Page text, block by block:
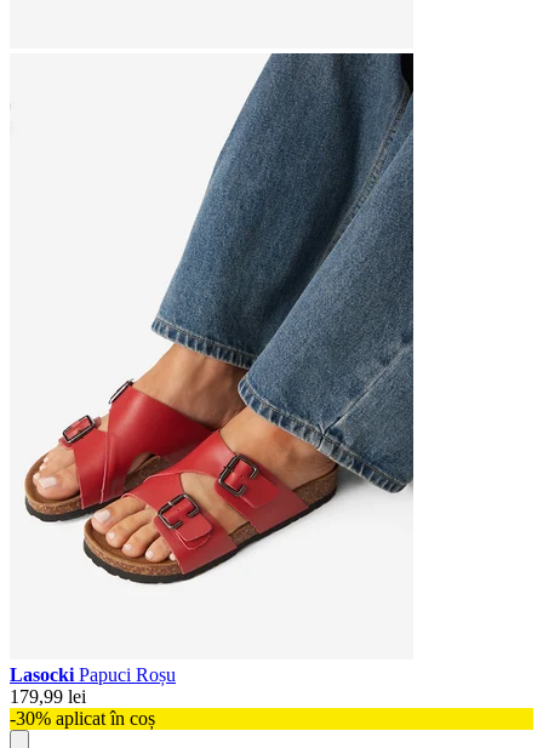
Lasocki Papuci Roșu
179,99 lei
-30% aplicat în coș